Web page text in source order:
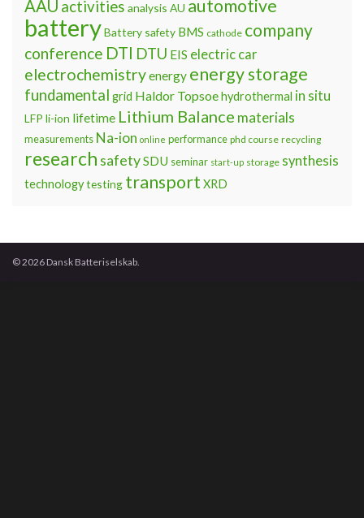
AAU activities analysis AU automotive
batteryBattery safety BMS cathode company
conference DTI DTU EIS electric car
electrochemistryenergy energy storage
fundamental grid Haldor Topsoehydrothermal in situ
LFP li-ion lifetime Lithium Balance materials
measurements Na-ion online performance phd course recycling
research safetySDU seminar start-up storage synthesis
technologytesting transport XRD
© 2026 Dansk Batteriselskab.